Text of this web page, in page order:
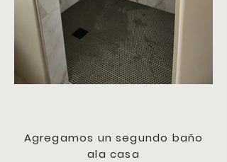
Agregamos un segundo baño
ala casa